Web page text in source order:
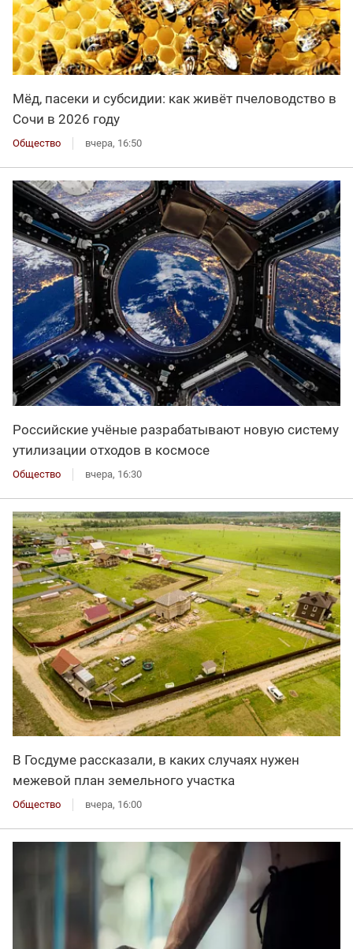
Мёд, пасеки и субсидии: как живёт пчеловодство в
Сочи в 2026 году
Общество вчера, 16:50
Российские учёные разрабатывают новую систему
утилизации отходов в космосе
Общество вчера, 16:30
В Госдуме рассказали, в каких случаях нужен
межевой план земельного участка
Общество вчера, 16:00